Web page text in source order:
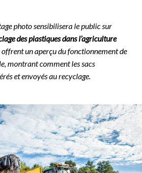
photo sensibilisera le public sur
des plastiques dans l’agriculture
offrent un aperçu du fonctionnement de
montrant comment les sacs
et envoyés au recyclage.